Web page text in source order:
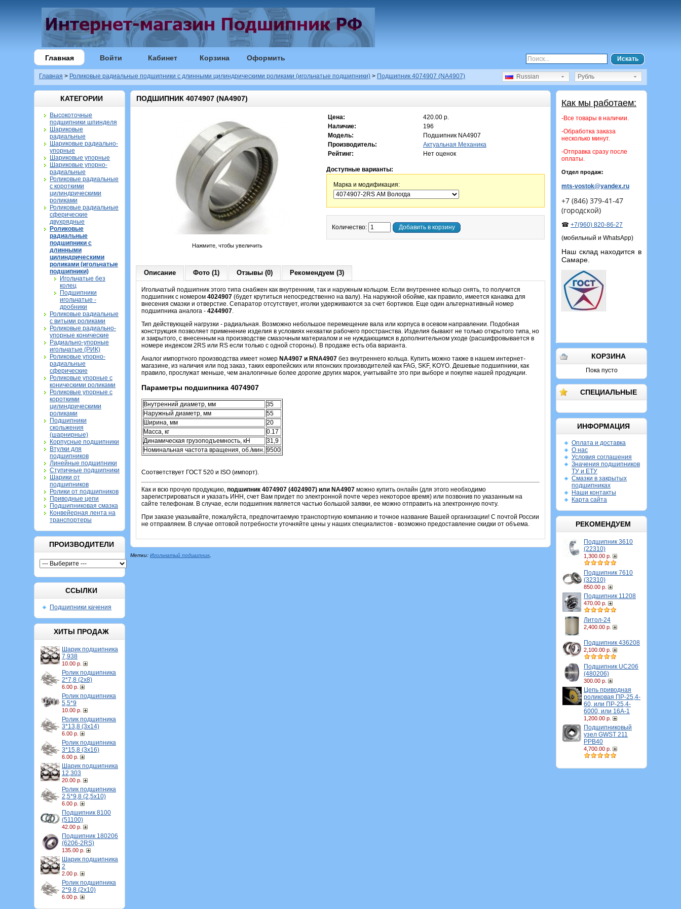
Главная Войти Кабинет Корзина Оформить Искать
Главная > Роликовые радиальные подшипники с длинными цилиндрическими роликами (игольчатые подшипники) > Подшипник 4074907 (NA4907) Рубль
Russian
КАТЕГОРИИ
Высокоточные
подшипники шпинделя
Шариковые
радиальные
Шариковые радиально-
упорные
Шариковые упорные
Шариковые упорно-
радиальные
Роликовые радиальные
с короткими
цилиндрическими
роликами
Роликовые радиальные
сферические
двухрядные
Роликовые
радиальные
подшипники с
длинными
цилиндрическими
роликами (игольчатые
подшипники)
Игольчатые без
колец
Подшипники
игольчатые -
дробники
Роликовые радиальные
с витыми роликами
Роликовые радиально-
упорные конические
Радиально-упорные
игольчатые (РИК)
Роликовые упорно-
радиальные
сферические
Роликовые упорные с
коническими роликами
Роликовые упорные с
короткими
цилиндрическими
роликами
Подшипники
скольжения
(шарнирные)
Корпусные подшипники
Втулки для
подшипников
Линейные подшипники
Ступичные подшипники
Шарики от
подшипников
Ролики от подшипников
Приводные цепи
Подшипниковая смазка
Конвейерная лента на
транспортеры
ПРОИЗВОДИТЕЛИ
ССЫЛКИ
Подшипники качения
ХИТЫ ПРОДАЖ
Шарик подшипника
7,938
10.00 р.
Ролик подшипника
2*7,8 (2х8)
6.00 р.
Ролик подшипника
5,5*9
10.00 р.
Ролик подшипника
3*13,8 (3х14)
6.00 р.
Ролик подшипника
3*15,8 (3х16)
6.00 р.
Шарик подшипника
12,303
20.00 р.
Ролик подшипника
2,5*9,8 (2,5х10)
6.00 р.
Подшипник 8100
(51100)
42.00 р.
Подшипник 180206
(6206-2RS)
135.00 р.
Шарик подшипника
2
2.00 р.
Ролик подшипника
2*9,8 (2х10)
6.00 р.
Как мы работаем:
-Все товары в наличии.
-Обработка заказа
несколько минут.
-Отправка сразу после
оплаты.
Отдел продаж:
mts-vostok@yandex.ru
+7 (846) 379-41-47
(городской)
☎ +7(960) 820-86-27
(мобильный и WhatsApp)
Наш склад находится в
Самаре.
КОРЗИНА
Пока пусто
СПЕЦИАЛЬНЫЕ
ИНФОРМАЦИЯ
Оплата и доставка
О нас
Условия соглашения
Значения подшипников
ТУ и ЕТУ
Смазки в закрытых
подшипниках
Наши контакты
Карта сайта
РЕКОМЕНДУЕМ
Подшипник 3610
(22310)
1,300.00 р.
Подшипник 7610
(32310)
850.00 р.
Подшипник 11208
470.00 р.
Литол-24
2,400.00 р.
Подшипник 436208
2,100.00 р.
Подшипник UC206
(480206)
300.00 р.
Цепь приводная
роликовая ПР-25,4-
60, или ПР-25,4-
6000, или 16A-1
1,200.00 р.
Подшипниковый
узел GWST 211
PPB40
4,700.00 р.
ПОДШИПНИК 4074907 (NA4907)
Нажмите, чтобы увеличить
Цена:
420.00 р.
Наличие:
196
Модель:
Подшипник NA4907
Производитель:
Актуальная Механика
Рейтинг:
Нет оценок
Доступные варианты:
Марка и модификация:
Количество: Добавить в корзину
Описание Фото (1) Отзывы (0) Рекомендуем (3)
Игольчатый подшипник этого типа снабжен как внутренним, так и наружным кольцом. Если внутреннее кольцо снять, то получится
подшипник с номером 4024907 (будет крутиться непосредственно на валу). На наружной обойме, как правило, имеется канавка для
внесения смазки и отверстие. Сепаратор отсутствует, иголки удерживаются за счет бортиков. Еще один альтернативный номер
подшипника аналога - 4244907.
Тип действующей нагрузки - радиальная. Возможно небольшое перемещение вала или корпуса в осевом направлении. Подобная
конструкция позволяет применение изделия в условиях нехватки рабочего пространства. Изделия бывают не только открытого типа, но
и закрытого, с внесенным на производстве смазочным материалом и не нуждающимся в дополнительном уходе (расшифровывается в
номере индексом 2RS или RS если только с одной стороны). В продаже есть оба варианта.
Аналог импортного производства имеет номер NA4907 и RNA4907 без внутреннего кольца. Купить можно также в нашем интернет-
магазине, из наличия или под заказ, таких европейских или японских производителей как FAG, SKF, KOYO. Дешевые подшипники, как
правило, прослужат меньше, чем аналогичные более дорогие других марок, учитывайте это при выборе и покупке нашей продукции.
Параметры подшипника 4074907
Внутренний диаметр, мм
35
Наружный диаметр, мм
55
Ширина, мм
20
Масса, кг
0.17
Динамическая грузоподъемность, кН
31,9
Номинальная частота вращения, об./мин. 9500
Соответствует ГОСТ 520 и ISO (импорт).
Как и всю прочую продукцию, подшипник 4074907 (4024907) или NA4907 можно купить онлайн (для этого необходимо
зарегистрироваться и указать ИНН, счет Вам придет по электронной почте через некоторое время) или позвонив по указанным на
сайте телефонам. В случае, если подшипник является частью большой заявки, ее можно отправить на электронную почту.
При заказе указывайте, пожалуйста, предпочитаемую транспортную компанию и точное название Вашей организации! С почтой России
не отправляем. В случае оптовой потребности уточняйте цены у наших специалистов - возможно предоставление скидки от объема.
Метки: Игольчатый подшипник